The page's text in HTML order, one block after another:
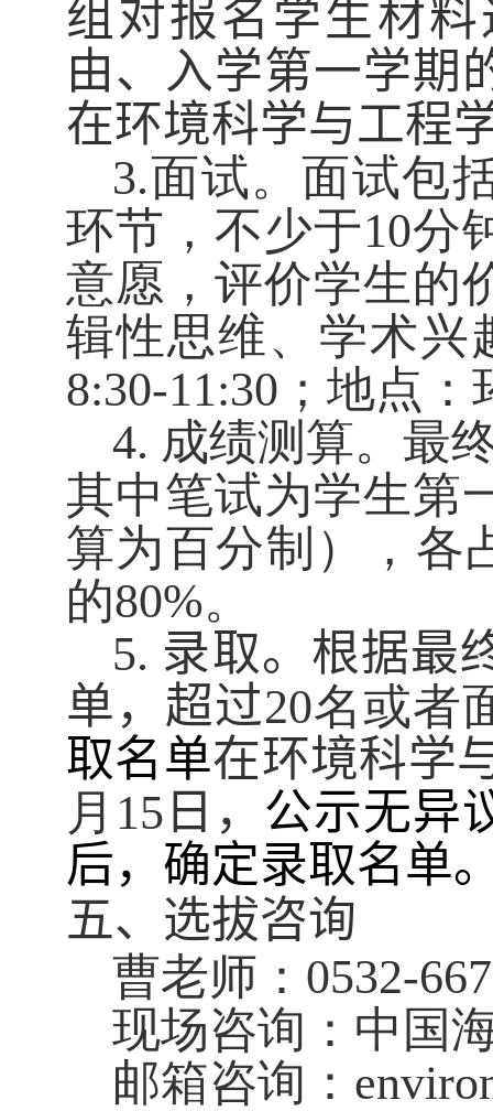
组对报名学生材
由、入学第一学期
在环境科学与工程
3.面试。面试包
环节，不少于10分
意愿，评价学生的
辑性思维、学术兴
8:30-11:30 ；地点
4. 成绩测算。最
其中笔试为学生第
算为百分制），各
的80%。
5. 录取。根据最
单，超过20名或者
取名单在环境科学
月 15 日， 公示无异
后，确定录取名单
五、选拔咨询
曹老师： 0532-
现场咨询：中国
邮箱咨询：